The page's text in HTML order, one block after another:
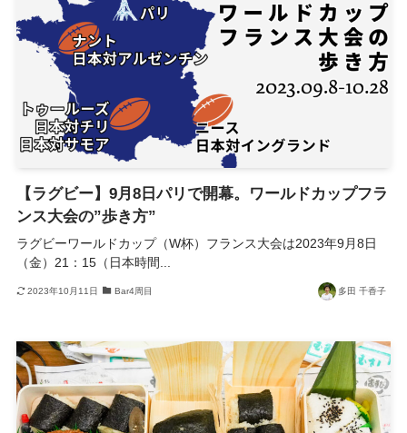
【ラグビー】9月8日パリで開幕。ワールドカップフラ
ンス大会の”歩き方”
ラグビーワールドカップ（W杯）フランス大会は2023年9月8日
（金）21：15（日本時間...
2023年10月11日 Bar4周目 多田 千香子